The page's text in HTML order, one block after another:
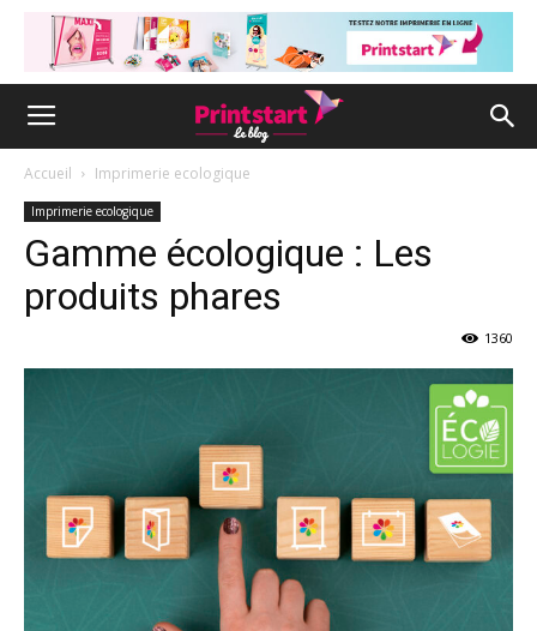
Accueil Imprimerie ecologique
Imprimerie ecologique
Gamme écologique : Les
produits phares
1360